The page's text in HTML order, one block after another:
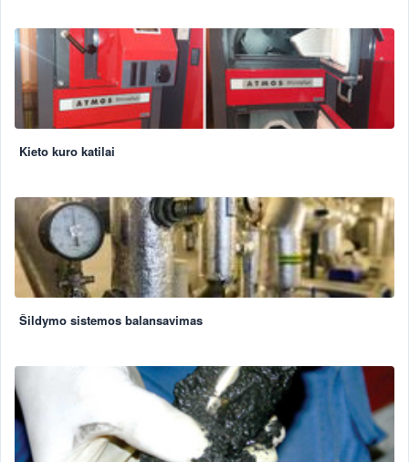
Kieto kuro katilai
Šildymo sistemos balansavimas